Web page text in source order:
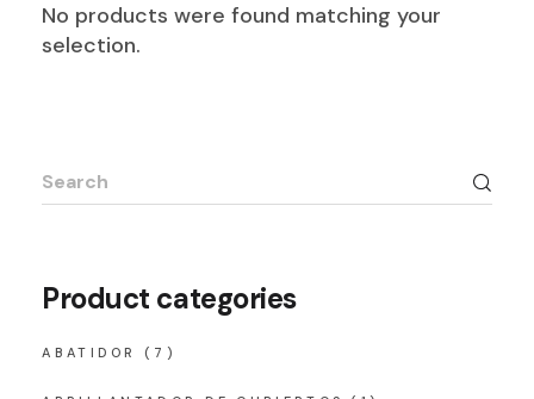
No products were found matching your
selection.
Search
for:
Product categories
ABATIDOR (7)